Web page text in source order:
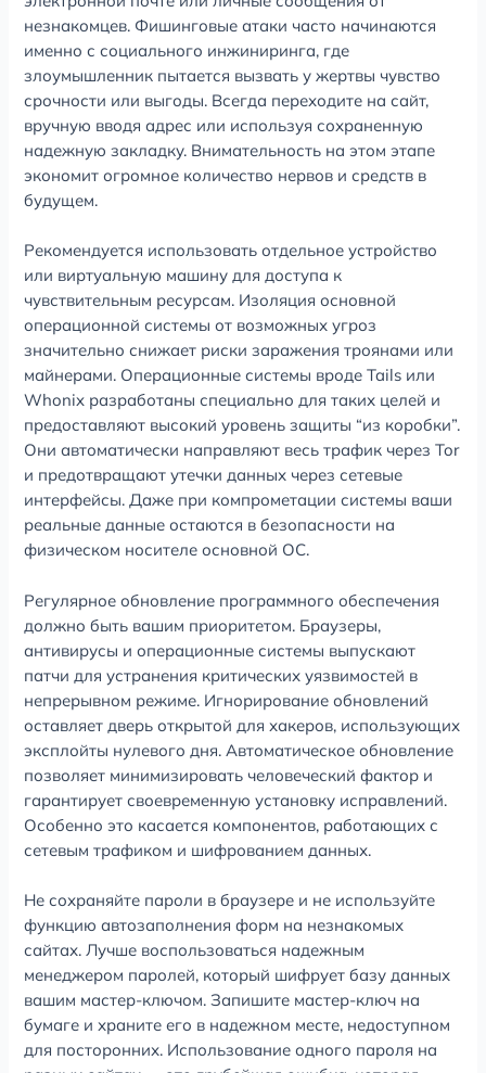
незнакомцев. Фишинговые атаки часто начинаются
именно с социального инжиниринга, где
злоумышленник пытается вызвать у жертвы чувство
срочности или выгоды. Всегда переходите на сайт,
вручную вводя адрес или используя сохраненную
надежную закладку. Внимательность на этом этапе
экономит огромное количество нервов и средств в
будущем.
Рекомендуется использовать отдельное устройство
или виртуальную машину для доступа к
чувствительным ресурсам. Изоляция основной
операционной системы от возможных угроз
значительно снижает риски заражения троянами или
майнерами. Операционные системы вроде Tails или
Whonix разработаны специально для таких целей и
предоставляют высокий уровень защиты “из коробки”.
Они автоматически направляют весь трафик через Tor
и предотвращают утечки данных через сетевые
интерфейсы. Даже при компрометации системы ваши
реальные данные остаются в безопасности на
физическом носителе основной ОС.
Регулярное обновление программного обеспечения
должно быть вашим приоритетом. Браузеры,
антивирусы и операционные системы выпускают
патчи для устранения критических уязвимостей в
непрерывном режиме. Игнорирование обновлений
оставляет дверь открытой для хакеров, использующих
эксплойты нулевого дня. Автоматическое обновление
позволяет минимизировать человеческий фактор и
гарантирует своевременную установку исправлений.
Особенно это касается компонентов, работающих с
сетевым трафиком и шифрованием данных.
Не сохраняйте пароли в браузере и не используйте
функцию автозаполнения форм на незнакомых
сайтах. Лучше воспользоваться надежным
менеджером паролей, который шифрует базу данных
вашим мастер-ключом. Запишите мастер-ключ на
бумаге и храните его в надежном месте, недоступном
для посторонних. Использование одного пароля на